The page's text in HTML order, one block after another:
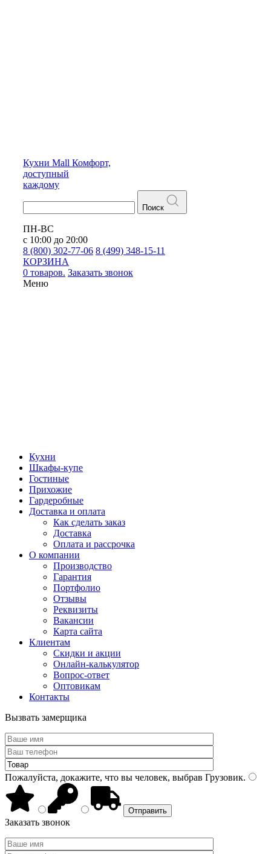
Кухни Mall Комфорт,
доступный
каждому
Поиск
ПН-ВС
с 10:00 до 20:00
8 (800) 302-77-06 8 (499) 348-15-11
КОРЗИНА
0 товаров. Заказать звонок
Меню
Кухни
Шкафы-купе
Гостиные
Прихожие
Гардеробные
Доставка и оплата
Как сделать заказ
Доставка
Оплата и рассрочка
О компании
Производство
Гарантия
Портфолио
Отзывы
Реквизиты
Вакансии
Карта сайта
Клиентам
Скидки и акции
Онлайн-калькулятор
Вопрос-ответ
Оптовикам
Контакты
Вызвать замерщика
Пожалуйста, докажите, что вы человек, выбрав Грузовик.
Заказать звонок